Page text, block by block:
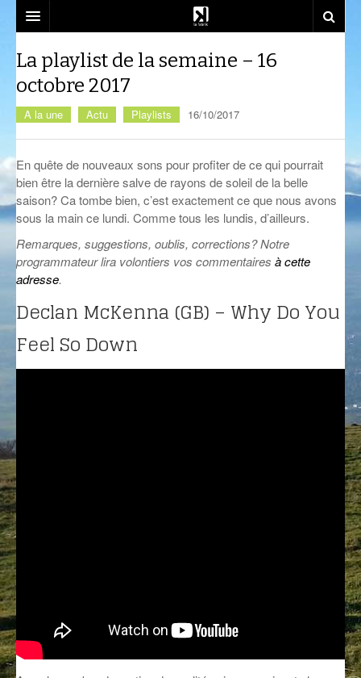
EMISSIONS
AZIMUT
CARTOGRAPHIE INTIME
CÉSURE
COMPLÈTEMENT DES BULLES
CRÉPIDULES
CURIOSITÉS
GIVRE D’ÉTÉ
DJ SETS
LES COLLABORATEURS
CONSTRUCT
EST-CE QU’ON PEUT ALLER?
FLUSSPFERD
RADIO MASALA
TECHHOUSE
EVÉNEMENTS
PLAYLISTS
SOCIÉTÉ
LA RADIO
LA FABRIK
NOUS REJOINDRE
SOUTIEN ET PARTENARIATS
ATELIERS ET FORMATIONS
CONTACT
La playlist de la semaine – 16
octobre 2017
A la une Actu Playlists 16/10/2017
En quête de nouveaux sons pour profiter de ce qui pourrait
bien être la dernière salve de rayons de soleil de la belle
saison? Ca tombe bien, c’est exactement ce que nous avons
sous la main ce lundi. Comme tous les lundis, d’ailleurs.
Remarques, suggestions, oublis, corrections? Notre
programmateur lira volontiers vos commentaires à cette
adresse.
Declan McKenna (GB) – Why Do You
Feel So Down